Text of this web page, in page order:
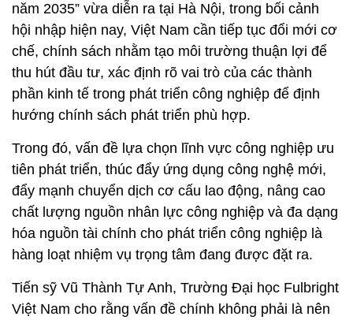
năm 2035” vừa diễn ra tại Hà Nội, trong bối cảnh
hội nhập hiện nay, Việt Nam cần tiếp tục đổi mới cơ
chế, chính sách nhằm tạo môi trường thuận lợi để
thu hút đầu tư, xác định rõ vai trò của các thành
phần kinh tế trong phát triển công nghiệp để định
hướng chính sách phát triển phù hợp.
Trong đó, vấn đề lựa chọn lĩnh vực công nghiệp ưu
tiên phát triển, thúc đẩy ứng dụng công nghệ mới,
đẩy mạnh chuyển dịch cơ cấu lao động, nâng cao
chất lượng nguồn nhân lực công nghiệp và đa dạng
hóa nguồn tài chính cho phát triển công nghiệp là
hàng loạt nhiệm vụ trọng tâm đang được đặt ra.
Tiến sỹ Vũ Thành Tự Anh, Trường Đại học Fulbright
Việt Nam cho rằng vấn đề chính không phải là nên